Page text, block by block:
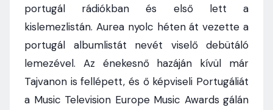
portugál rádiókban és első lett a
kislemezlistán. Aurea nyolc héten át vezette a
portugál albumlistát nevét viselő debütáló
lemezével. Az énekesnő hazáján kívül már
Tajvanon is fellépett, és ő képviseli Portugáliát
a Music Television Europe Music Awards gálán